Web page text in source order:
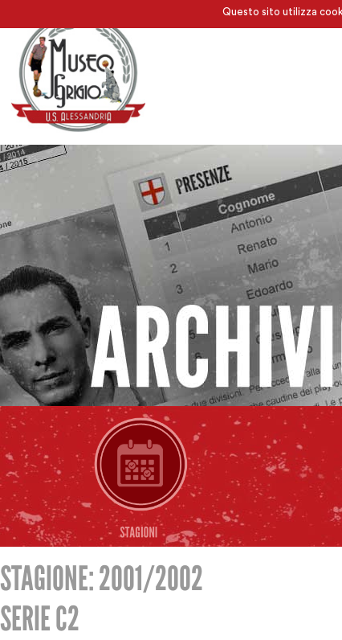
Questo sito utilizza
STAGIONE: 2001/2002
SERIE C2